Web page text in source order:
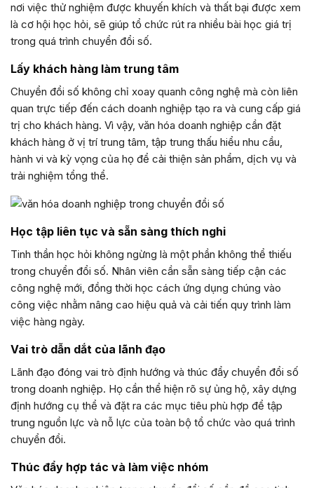
nơi việc thử nghiệm được khuyến khích và thất bại được xem
là cơ hội học hỏi, sẽ giúp tổ chức rút ra nhiều bài học giá trị
trong quá trình chuyển đổi số.
Lấy khách hàng làm trung tâm
Chuyển đổi số không chỉ xoay quanh công nghệ mà còn liên
quan trực tiếp đến cách doanh nghiệp tạo ra và cung cấp giá
trị cho khách hàng. Vì vậy, văn hóa doanh nghiệp cần đặt
khách hàng ở vị trí trung tâm, tập trung thấu hiểu nhu cầu,
hành vi và kỳ vọng của họ để cải thiện sản phẩm, dịch vụ và
trải nghiệm tổng thể.
Học tập liên tục và sẵn sàng thích nghi
Tinh thần học hỏi không ngừng là một phần không thể thiếu
trong chuyển đổi số. Nhân viên cần sẵn sàng tiếp cận các
công nghệ mới, đồng thời học cách ứng dụng chúng vào
công việc nhằm nâng cao hiệu quả và cải tiến quy trình làm
việc hàng ngày.
Vai trò dẫn dắt của lãnh đạo
Lãnh đạo đóng vai trò định hướng và thúc đẩy chuyển đổi số
trong doanh nghiệp. Họ cần thể hiện rõ sự ủng hộ, xây dựng
định hướng cụ thể và đặt ra các mục tiêu phù hợp để tập
trung nguồn lực và nỗ lực của toàn bộ tổ chức vào quá trình
chuyển đổi.
Thúc đẩy hợp tác và làm việc nhóm